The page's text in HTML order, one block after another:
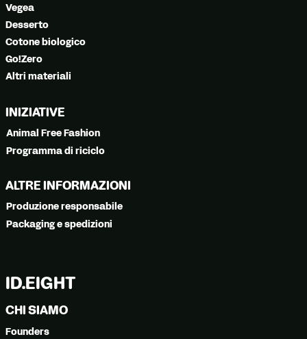
Vegea
Desserto
Cotone biologico
Go!Zero
Altri materiali
INIZIATIVE
Animal Free Fashion
Programma di riciclo
ALTRE INFORMAZIONI
Produzione responsabile
Packaging e spedizioni
ID.EIGHT
CHI SIAMO
Founders